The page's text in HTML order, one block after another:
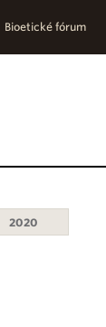
Bioetické fórum
2020